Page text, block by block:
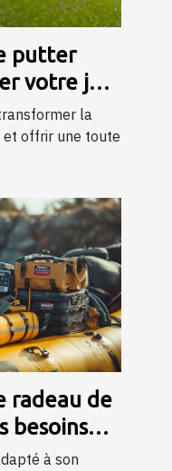
putter
votre jeu
la
et offrir une toute
radeau de
besoins
à son